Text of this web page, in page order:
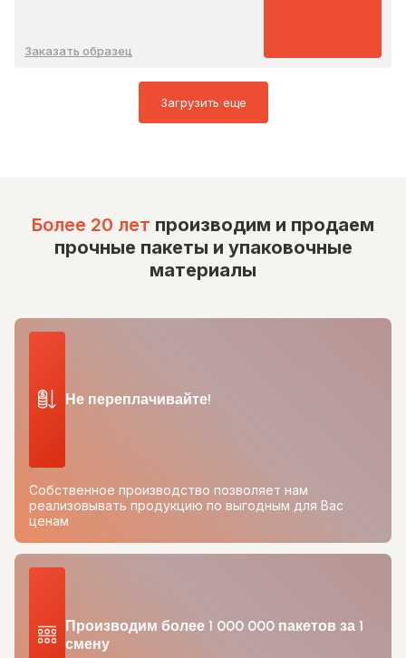
Заказать образец
Загрузить еще
Более 20 лет производим и продаем
прочные пакеты и упаковочные
материалы
Не переплачивайте!
Собственное производство позволяет нам
реализовывать продукцию по выгодным для Вас
ценам
Производим более 1 000 000 пакетов за 1
смену